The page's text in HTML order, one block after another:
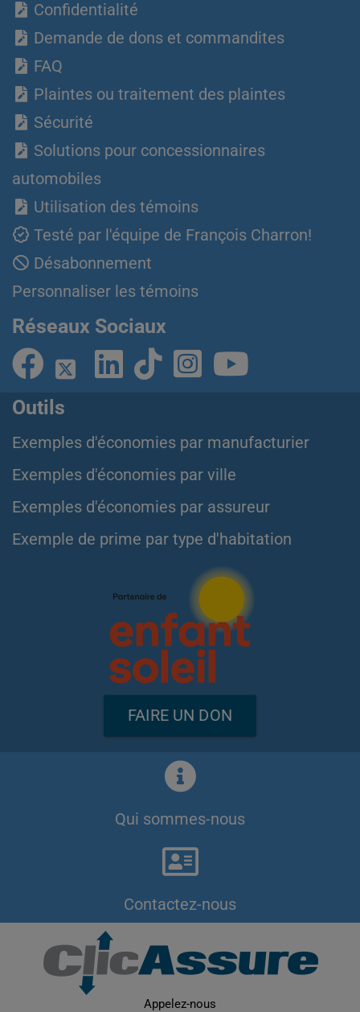
Confidentialité
Demande de dons et commandites
FAQ
Plaintes ou traitement des plaintes
Sécurité
Solutions pour concessionnaires
automobiles
Utilisation des témoins
Testé par l'équipe de François Charron!
Désabonnement
Personnaliser les témoins
Réseaux Sociaux
Outils
Exemples d'économies par manufacturier
Exemples d'économies par ville
Exemples d'économies par assureur
Exemple de prime par type d'habitation
FAIRE UN DON
Qui sommes-nous
Contactez-nous
Appelez-nous